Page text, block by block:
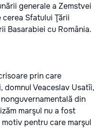
generale a Zemstvei
Sfatului Ţării
Basarabiei cu România.
prin care
Veaceslav Usatîi,
din
marşul nu a fost
pentru care marşul